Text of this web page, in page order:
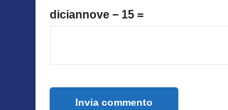
diciannove − 15 =